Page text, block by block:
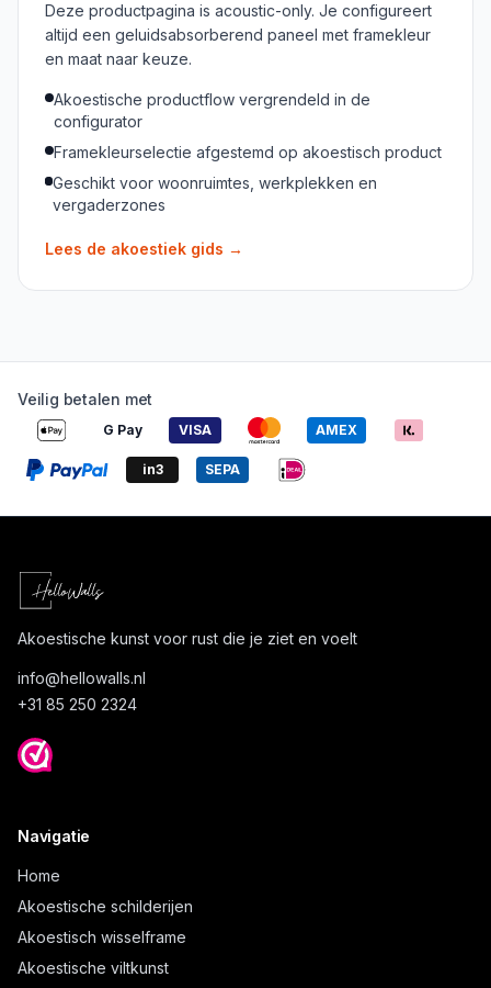
Deze productpagina is acoustic-only. Je configureert
altijd een geluidsabsorberend paneel met framekleur
en maat naar keuze.
Akoestische productflow vergrendeld in de
configurator
Framekleurselectie afgestemd op akoestisch product
Geschikt voor woonruimtes, werkplekken en
vergaderzones
Lees de akoestiek gids →
Veilig betalen met
G Pay VISA AMEX
in3 SEPA
Akoestische kunst voor rust die je ziet en voelt
info@hellowalls.nl
+31 85 250 2324
Navigatie
Home
Akoestische schilderijen
Akoestisch wisselframe
Akoestische viltkunst